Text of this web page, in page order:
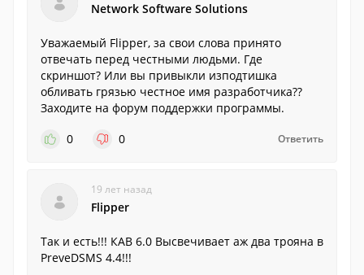
Network Software Solutions
Уважаемый Flipper, за свои слова принято
отвечать перед честными людьми. Где
скриншот? Или вы привыкли изподтишка
обливать грязью честное имя разработчика??
Заходите на форум поддержки программы.
0
0 Ответить
19 лет назад
Flipper
Так и есть!!! КАВ 6.0 Высвечивает аж два трояна в
PreveDSMS 4.4!!!